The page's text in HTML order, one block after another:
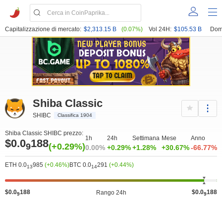
Capitalizzazione di mercato: $2,313.15 B (0.07%) Vol 24H: $105.53 B
Shiba Classic
SHIBC Classifica 1904
Shiba Classic SHIBC prezzo:
$0.09188(+0.29%)
1h
0.00%
24h
+0.29%
Settimana
+1.28%
Mese
+30.67%
Anno
-66.77%
ETH 0.013985 (+0.46%)BTC 0.014291 (+0.44%)
$0.09188 Rango 24h $0.09188